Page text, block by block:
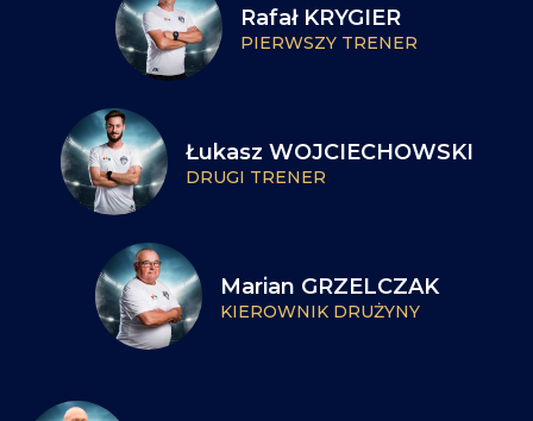
Rafał KRYGIER
PIERWSZY TRENER
Łukasz WOJCIECHOWSKI
DRUGI TRENER
Marian GRZELCZAK
KIEROWNIK DRUŻYNY